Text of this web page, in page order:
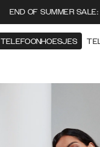
END OF SUMMER
TELEFOONHOESJES